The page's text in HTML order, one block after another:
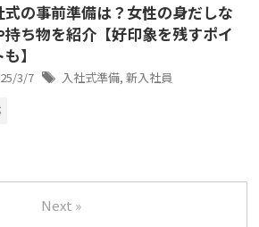
式の事前準備は？女性の身だしな
持ち物を紹介【好印象を残すポイ
】
3/7 入社式準備, 新入社員
Next »